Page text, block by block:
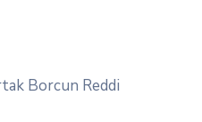
Borcun Reddi